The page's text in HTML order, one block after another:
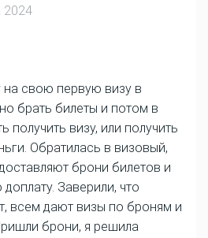
2024
на свою первую визу в
брать билеты и потом в
получить визу, или получить
Обратилась в визовый,
брони билетов и
Заверили, что
всем дают визы по броням и
брони, я решила